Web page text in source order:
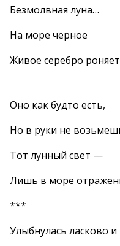
Безмолвная луна…
На море черное
Живое серебро
Оно как будто есть,
Но в руки не
Тот лунный свет —
Лишь в море
***
Улыбнулась ласково